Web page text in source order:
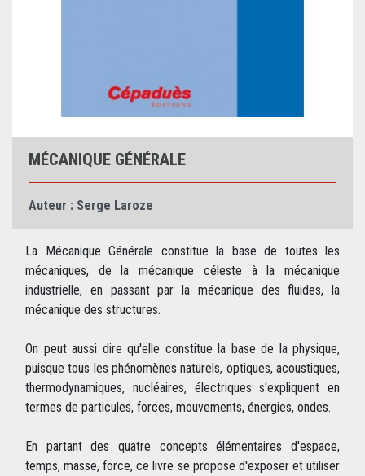
MÉCANIQUE GÉNÉRALE
Auteur : Serge Laroze
La Mécanique Générale constitue la base de toutes les
mécaniques, de la mécanique céleste à la mécanique
industrielle, en passant par la mécanique des fluides, la
mécanique des structures.
On peut aussi dire qu'elle constitue la base de la physique,
puisque tous les phénomènes naturels, optiques, acoustiques,
thermodynamiques, nucléaires, électriques s'expliquent en
termes de particules, forces, mouvements, énergies, ondes.
En partant des quatre concepts élémentaires d'espace,
temps, masse, force, ce livre se propose d'exposer et utiliser